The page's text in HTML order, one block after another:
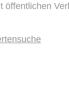
öffentlichen